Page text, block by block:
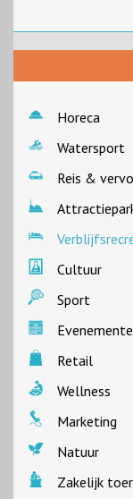
Horeca
Watersport
Reis &
Cultuur
Sport
Retail
Wellness
Marketing
Natuur
Zakelijk